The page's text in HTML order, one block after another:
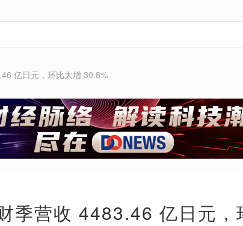
亿日元，环比大增 30.8%
季营收 4483.46 亿日元，